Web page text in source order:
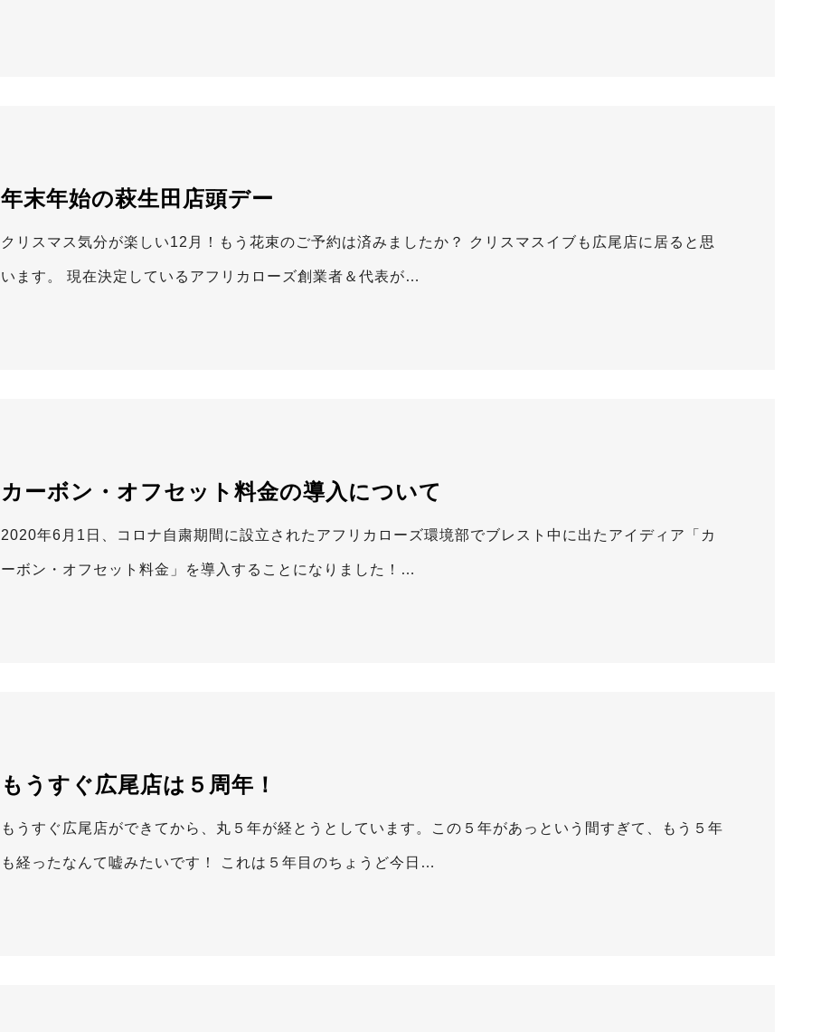
年末年始の萩生田店頭デー
クリスマス気分が楽しい12月！もう花束のご予約は済みましたか？ クリスマスイブも広尾店に居ると思
います。 現在決定しているアフリカローズ創業者＆代表が…
カーボン・オフセット料金の導入について
2020年6月1日、コロナ自粛期間に設立されたアフリカローズ環境部でブレスト中に出たアイディア「カ
ーボン・オフセット料金」を導入することになりました！…
もうすぐ広尾店は５周年！
もうすぐ広尾店ができてから、丸５年が経とうとしています。この５年があっという間すぎて、もう５年
も経ったなんて嘘みたいです！ これは５年目のちょうど今日…